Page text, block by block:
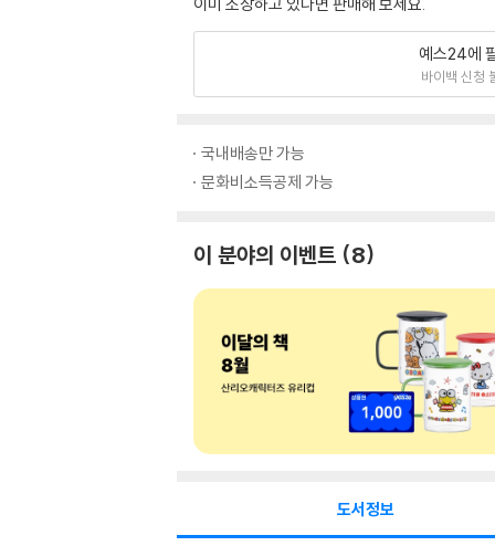
예스24에
바이백 신청
국내배송만 가능
문화비소득공제 가능
이 분야의 이벤트 8
도서정보